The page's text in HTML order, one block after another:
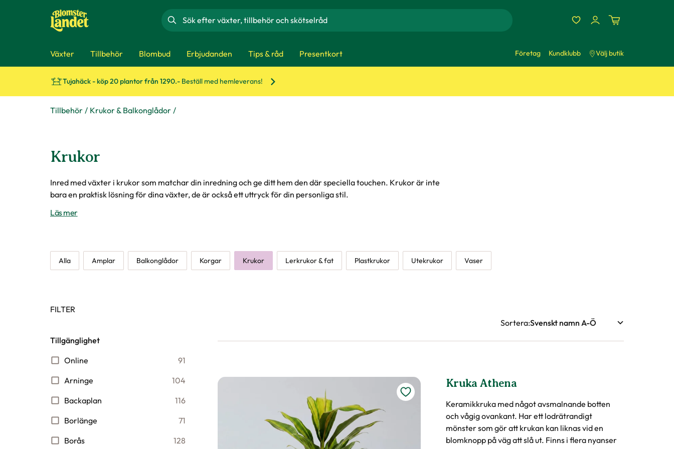
Sök
Växter Tillbehör Blombud Erbjudanden Tips & råd Presentkort Företag Kundklubb Välj butik
Tujahäck - köp 20 plantor från 1290.- Beställ med hemleverans!
Tillbehör Krukor & Balkonglådor
Krukor
Inred med växter i krukor som matchar din inredning och ge ditt hem den där speciella touchen. Krukor är inte
bara en praktisk lösning för dina växter, de är också ett uttryck för din personliga stil.
Läs mer
Alla Amplar Balkonglådor Korgar Krukor Lerkrukor & fat Plastkrukor Utekrukor Vaser
FILTER
Tillgänglighet
Online
91
Arninge
104
Backaplan
116
Borlänge
71
Borås
128
Sortera
Kruka Athena
Keramikkruka med något avsmalnande botten
och vågig ovankant. Har ett lodrätrandigt
mönster som gör att krukan kan liknas vid en
blomknopp på väg att slå ut. Finns i flera nyanser